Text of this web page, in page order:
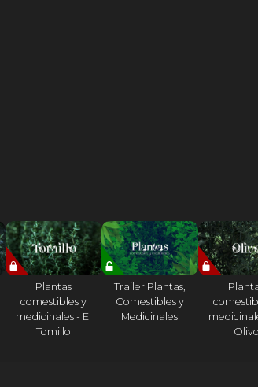
Plantas
comestibles y
medicinales - El
Tomillo
Trailer Plantas,
Comestibles y
Medicinales
Olivo